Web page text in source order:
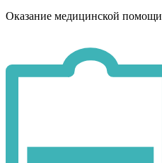
Оказание медицинской помощи